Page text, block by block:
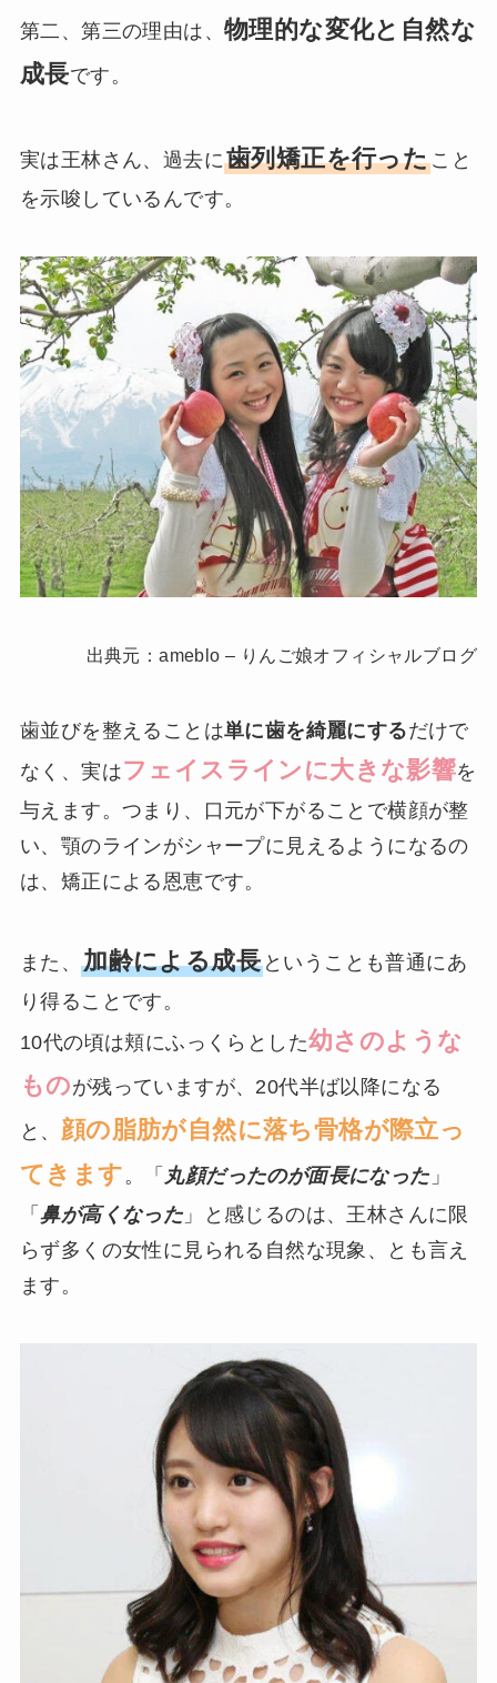
第二、第三の理由は、 物理的な変化と自然な
成長です。
実は王林さん、過去に歯列矯正を行ったこと
を示唆しているんです。
出典元：ameblo – りんご娘オフィシャルブログ
歯並びを整えることは単に歯を綺麗にするだけで
なく、実はフェイスラインに大きな影響を
与えます。つまり、口元が下がることで横顔が整
い、顎のラインがシャープに見えるようになるの
は、矯正による恩恵です。
また、加齢による成長ということも普通にあ
り得ることです。
10代の頃は頬にふっくらとした幼さのような
ものが残っていますが、20代半ば以降になる
と、 顔の脂肪が自然に落ち骨格が際立っ
てきます 。「 丸顔だったのが面長になった 」
「鼻が高くなった 」と感じるのは、王林さんに限
らず多くの女性に見られる自然な現象、とも言え
ます。